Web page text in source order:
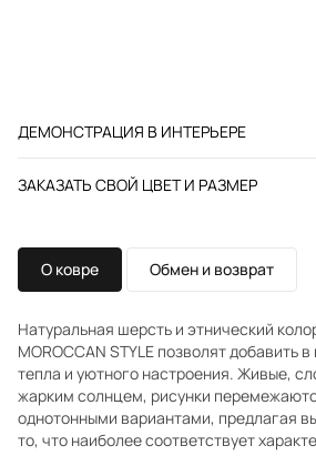
ДЕМОНСТРАЦИЯ В ИНТЕРЬЕРЕ
ЗАКАЗАТЬ СВОЙ ЦВЕТ И РАЗМЕР
О ковре Обмен и возврат
Натуральная шерсть и этнический
MOROCCAN STYLE позволят добавить
тепла и уютного настроения. Живые,
жарким солнцем, рисунки
однотонными вариантами, предлагая
то, что наиболее соответствует